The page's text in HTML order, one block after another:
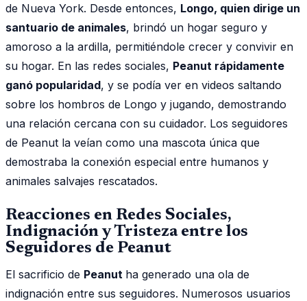
de Nueva York. Desde entonces, Longo, quien dirige un
santuario de animales, brindó un hogar seguro y
amoroso a la ardilla, permitiéndole crecer y convivir en
su hogar. En las redes sociales, Peanut rápidamente
ganó popularidad, y se podía ver en videos saltando
sobre los hombros de Longo y jugando, demostrando
una relación cercana con su cuidador. Los seguidores
de Peanut la veían como una mascota única que
demostraba la conexión especial entre humanos y
animales salvajes rescatados.
Reacciones en Redes Sociales,
Indignación y Tristeza entre los
Seguidores de Peanut
El sacrificio de Peanut ha generado una ola de
indignación entre sus seguidores. Numerosos usuarios